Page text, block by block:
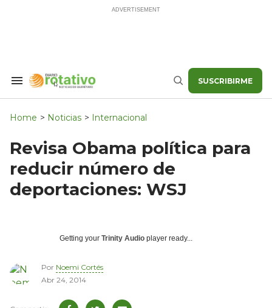
Search
Navigation
Buscar SUSCRIBIRME
Home > Noticias > Internacional
Revisa Obama política para
reducir número de
deportaciones: WSJ
Getting your Trinity Audio player ready...
Por Noemi Cortés
Abr 24, 2014